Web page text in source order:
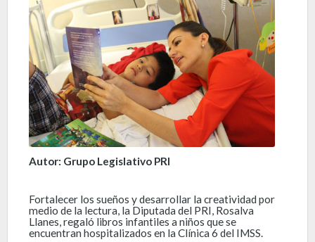
Autor: Grupo Legislativo PRI
Fortalecer los sueños y desarrollar la creatividad por
medio de la lectura, la Diputada del PRI, Rosalva
Llanes, regaló libros infantiles a niños que se
encuentran hospitalizados en la Clínica 6 del IMSS.